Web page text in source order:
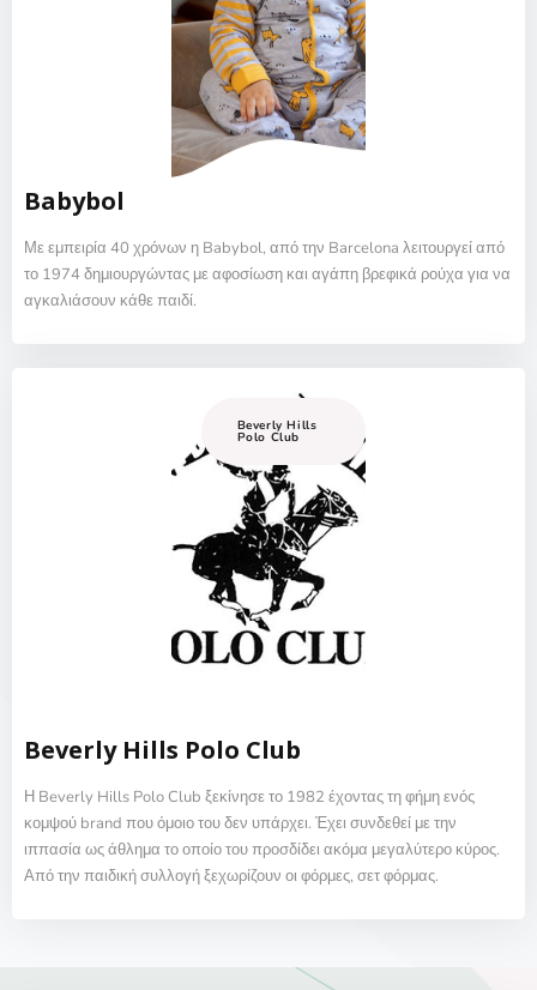
Babybol
Με εμπειρία 40 χρόνων η Babybol, από την Barcelona λειτουργεί από
το 1974 δημιουργώντας με αφοσίωση και αγάπη βρεφικά ρούχα για να
αγκαλιάσουν κάθε παιδί.
Beverly Hills
Polo Club
Beverly Hills Polo Club
Η Beverly Hills Polo Club ξεκίνησε το 1982 έχοντας τη φήμη ενός
κομψού brand που όμοιο του δεν υπάρχει. Έχει συνδεθεί με την
ιππασία ως άθλημα το οποίο του προσδίδει ακόμα μεγαλύτερο κύρος.
Από την παιδική συλλογή ξεχωρίζουν οι φόρμες, σετ φόρμας.